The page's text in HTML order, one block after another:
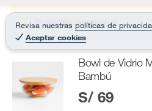
r
c
B
t
Revisa nuestras políticas de
Aceptar cookies
Producto sin stock :(
Bowl de Vidrio
Bambú
S/ 69